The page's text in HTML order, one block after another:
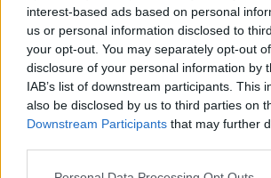
interest-based ads based on personal
us or personal information disclosed to
your opt-out. You may separately opt-out
disclosure of your personal information by
IAB’s list of downstream participants. This
also be disclosed by us to third parties on
Downstream Participants that may further
Please note that this website/app uses one